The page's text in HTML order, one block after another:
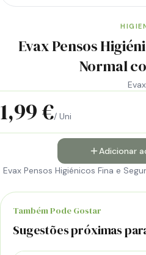
Evax Pensos
Normal
Evax
1,99 €/ Uni
Adicionar
Evax Pensos Higiénicos Fina e
Também Pode Gostar
Sugestões próximas